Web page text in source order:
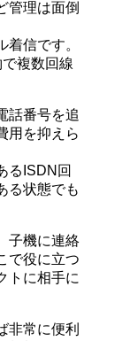
管理は面倒
信です。
複数回線
話番号を追
用を抑えら
るISDN回
る状態でも
子機に連絡
で役に立つ
トに相手に
非常に便利